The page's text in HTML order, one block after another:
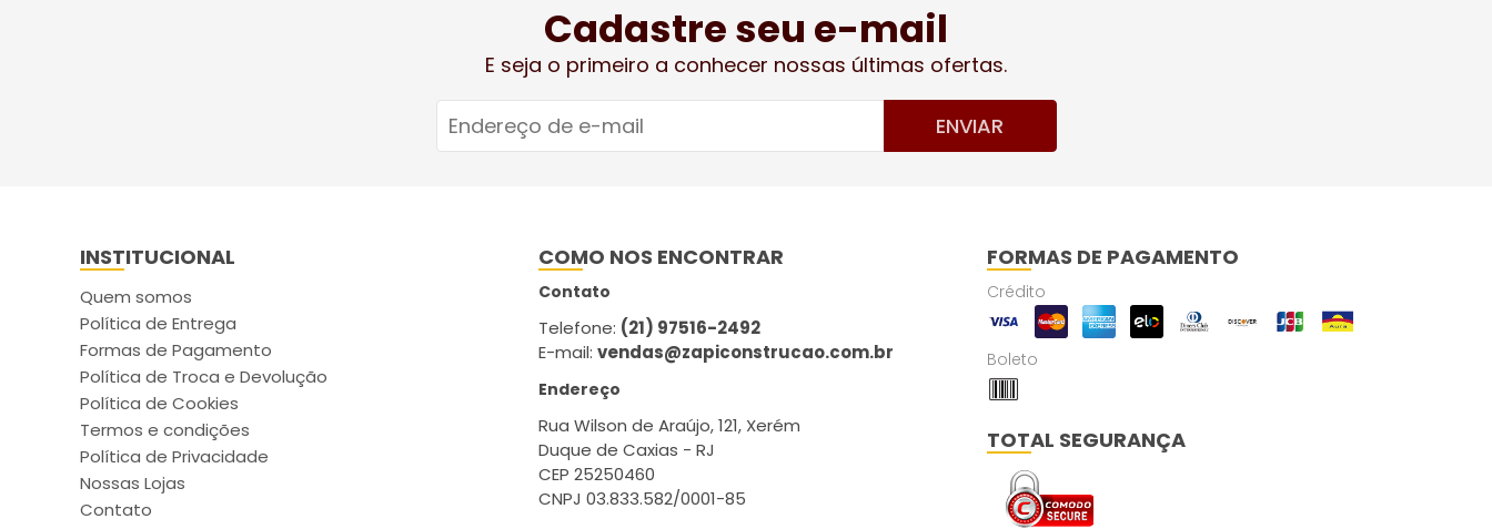
Cadastre seu e-mail
E seja o primeiro a conhecer nossas últimas ofertas.
ENVIAR
INSTITUCIONAL
Quem somos
Política de Entrega
Formas de Pagamento
Política de Troca e Devolução
Política de Cookies
Termos e condições
Política de Privacidade
Nossas Lojas
Contato
COMO NOS ENCONTRAR
Contato
Telefone: (21) 97516-2492
E-mail:vendas@zapiconstrucao.com.br
Endereço
Rua Wilson de Araújo, 121, Xerém
Duque de Caxias - RJ
CEP 25250460
CNPJ 03.833.582/0001-85
FORMAS DE PAGAMENTO
Crédito
Boleto
TOTAL SEGURANÇA